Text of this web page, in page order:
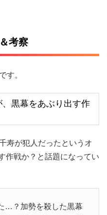
考察
す。
黒幕をあぶり出す作
寿が犯人だったというオ
作戦か？と話題になってい
…？加勢を殺した黒幕